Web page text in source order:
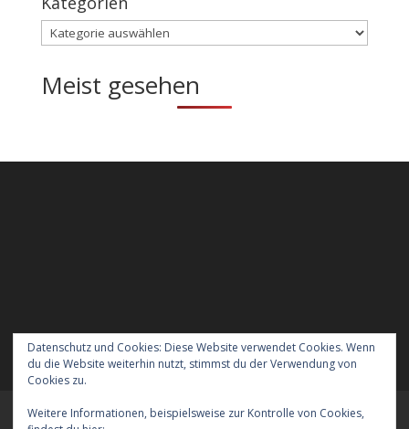
Kategorien
Meist gesehen
Datenschutz und Cookies: Diese Website verwendet Cookies. Wenn
du die Website weiterhin nutzt, stimmst du der Verwendung von
Cookies zu.
Weitere Informationen, beispielsweise zur Kontrolle von Cookies,
Meraner Höhenweg wandern mit Hund